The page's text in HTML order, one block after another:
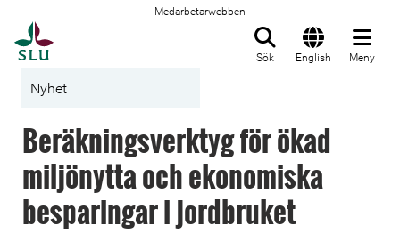
Medarbetarwebben
Sök English Meny
Nyhet
Beräkningsverktyg för ökad
miljönytta och ekonomiska
besparingar i jordbruket